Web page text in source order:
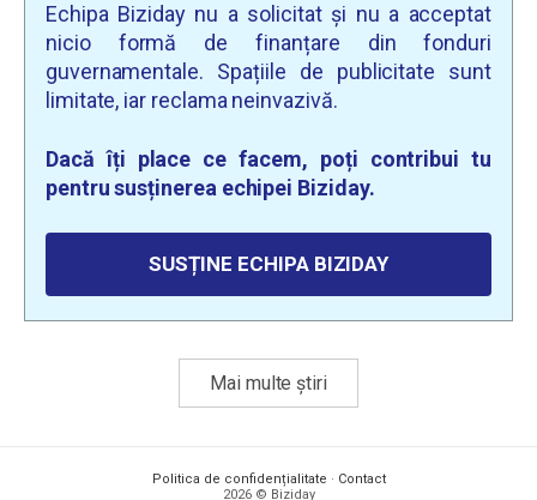
Echipa Biziday nu a solicitat și nu a acceptat
nicio formă de finanțare din fonduri
guvernamentale. Spațiile de publicitate sunt
limitate, iar reclama neinvazivă.
Dacă îți place ce facem, poți contribui tu
pentru susținerea echipei Biziday.
SUSȚINE ECHIPA BIZIDAY
Mai multe știri
Politica de confidențialitate · Contact
2026 © Biziday